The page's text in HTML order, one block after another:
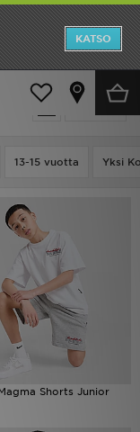
KATSO
Suodata
13-15 vuotta Yksi
Shorts Junior